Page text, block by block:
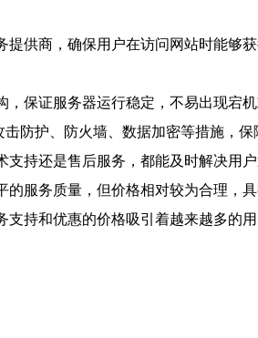
提供商，确保用户在访问网站时能
保证服务器运行稳定，不易出现宕
防护、防火墙、数据加密等措施，
持还是售后服务，都能及时解决用
服务质量，但价格相对较为合理，
持和优惠的价格吸引着越来越多